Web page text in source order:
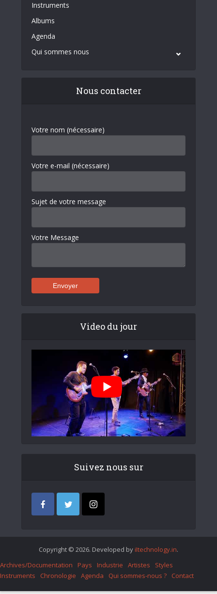
Instruments
Albums
Agenda
Qui sommes nous
Nous contacter
Votre nom (nécessaire)
Votre e-mail (nécessaire)
Sujet de votre message
Votre Message
Video du jour
Suivez nous sur
Copyright © 2026. Developed by iItechnology.in.
Archives/Documentation
Pays Industrie Artistes
Styles
Instruments
Chronologie Agenda Qui sommes-nous ? Contact